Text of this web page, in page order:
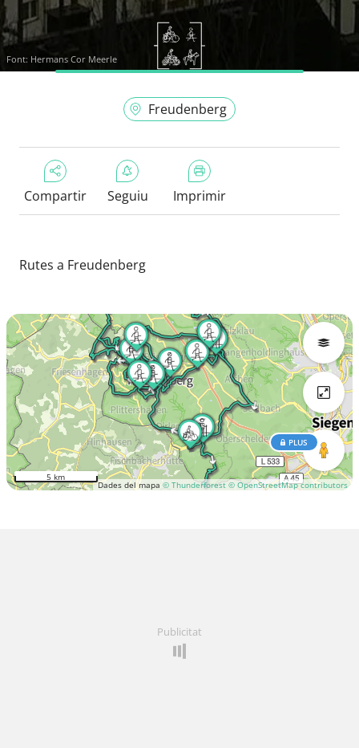
Font: Hermans Cor Meerle
Freudenberg
Compartir Seguiu Imprimir
Rutes a Freudenberg
Dades del mapa © Thunderforest © OpenStreetMap contributors
PLUS
5 km
Publicitat